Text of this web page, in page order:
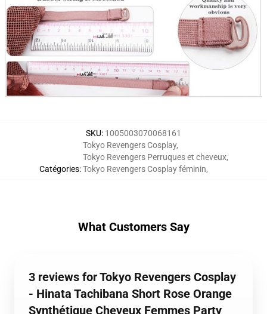
SKU: 1005003070068161
Catégories:
Tokyo Revengers Cosplay,
Tokyo Revengers Perruques et cheveux,
Tokyo Revengers Cosplay féminin,
What Customers Say
3 reviews for Tokyo Revengers Cosplay
- Hinata Tachibana Short Rose Orange
Synthétique Cheveux Femmes Party